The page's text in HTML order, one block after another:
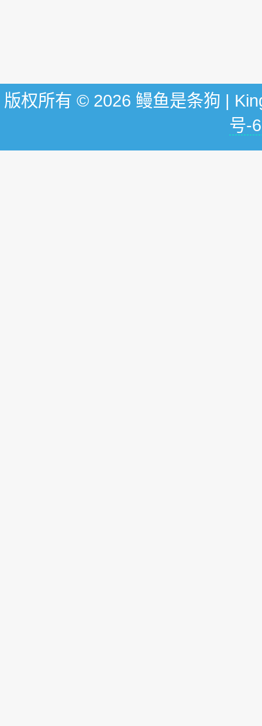
版权所有 © 2026 鳗鱼是条狗 |
号-